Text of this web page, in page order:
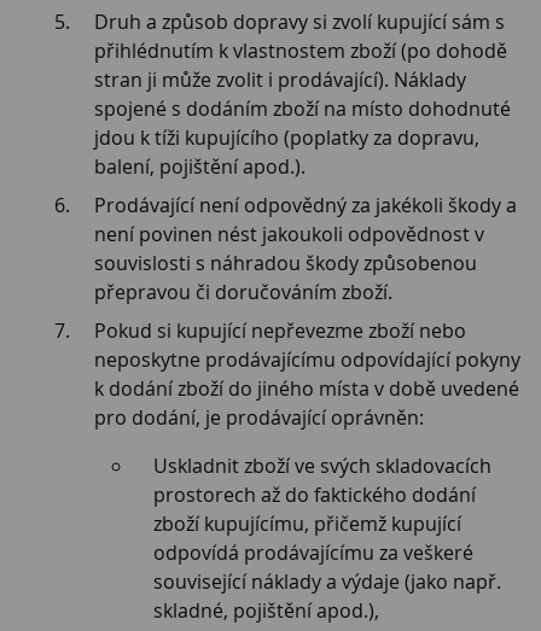
Druh a způsob dopravy si zvolí kupující sám s
přihlédnutím k vlastnostem zboží (po dohodě
stran ji může zvolit i prodávající). Náklady
spojené s dodáním zboží na místo dohodnuté
jdou k tíži kupujícího (poplatky za dopravu,
balení, pojištění apod.).
Prodávající není odpovědný za jakékoli škody a
není povinen nést jakoukoli odpovědnost v
souvislosti s náhradou škody způsobenou
přepravou či doručováním zboží.
Pokud si kupující nepřevezme zboží nebo
neposkytne prodávajícímu odpovídající pokyny
k dodání zboží do jiného místa v době uvedené
pro dodání, je prodávající oprávněn:
Uskladnit zboží ve svých skladovacích
prostorech až do faktického dodání
zboží kupujícímu, přičemž kupující
odpovídá prodávajícímu za veškeré
související náklady a výdaje (jako např.
skladné, pojištění apod.),